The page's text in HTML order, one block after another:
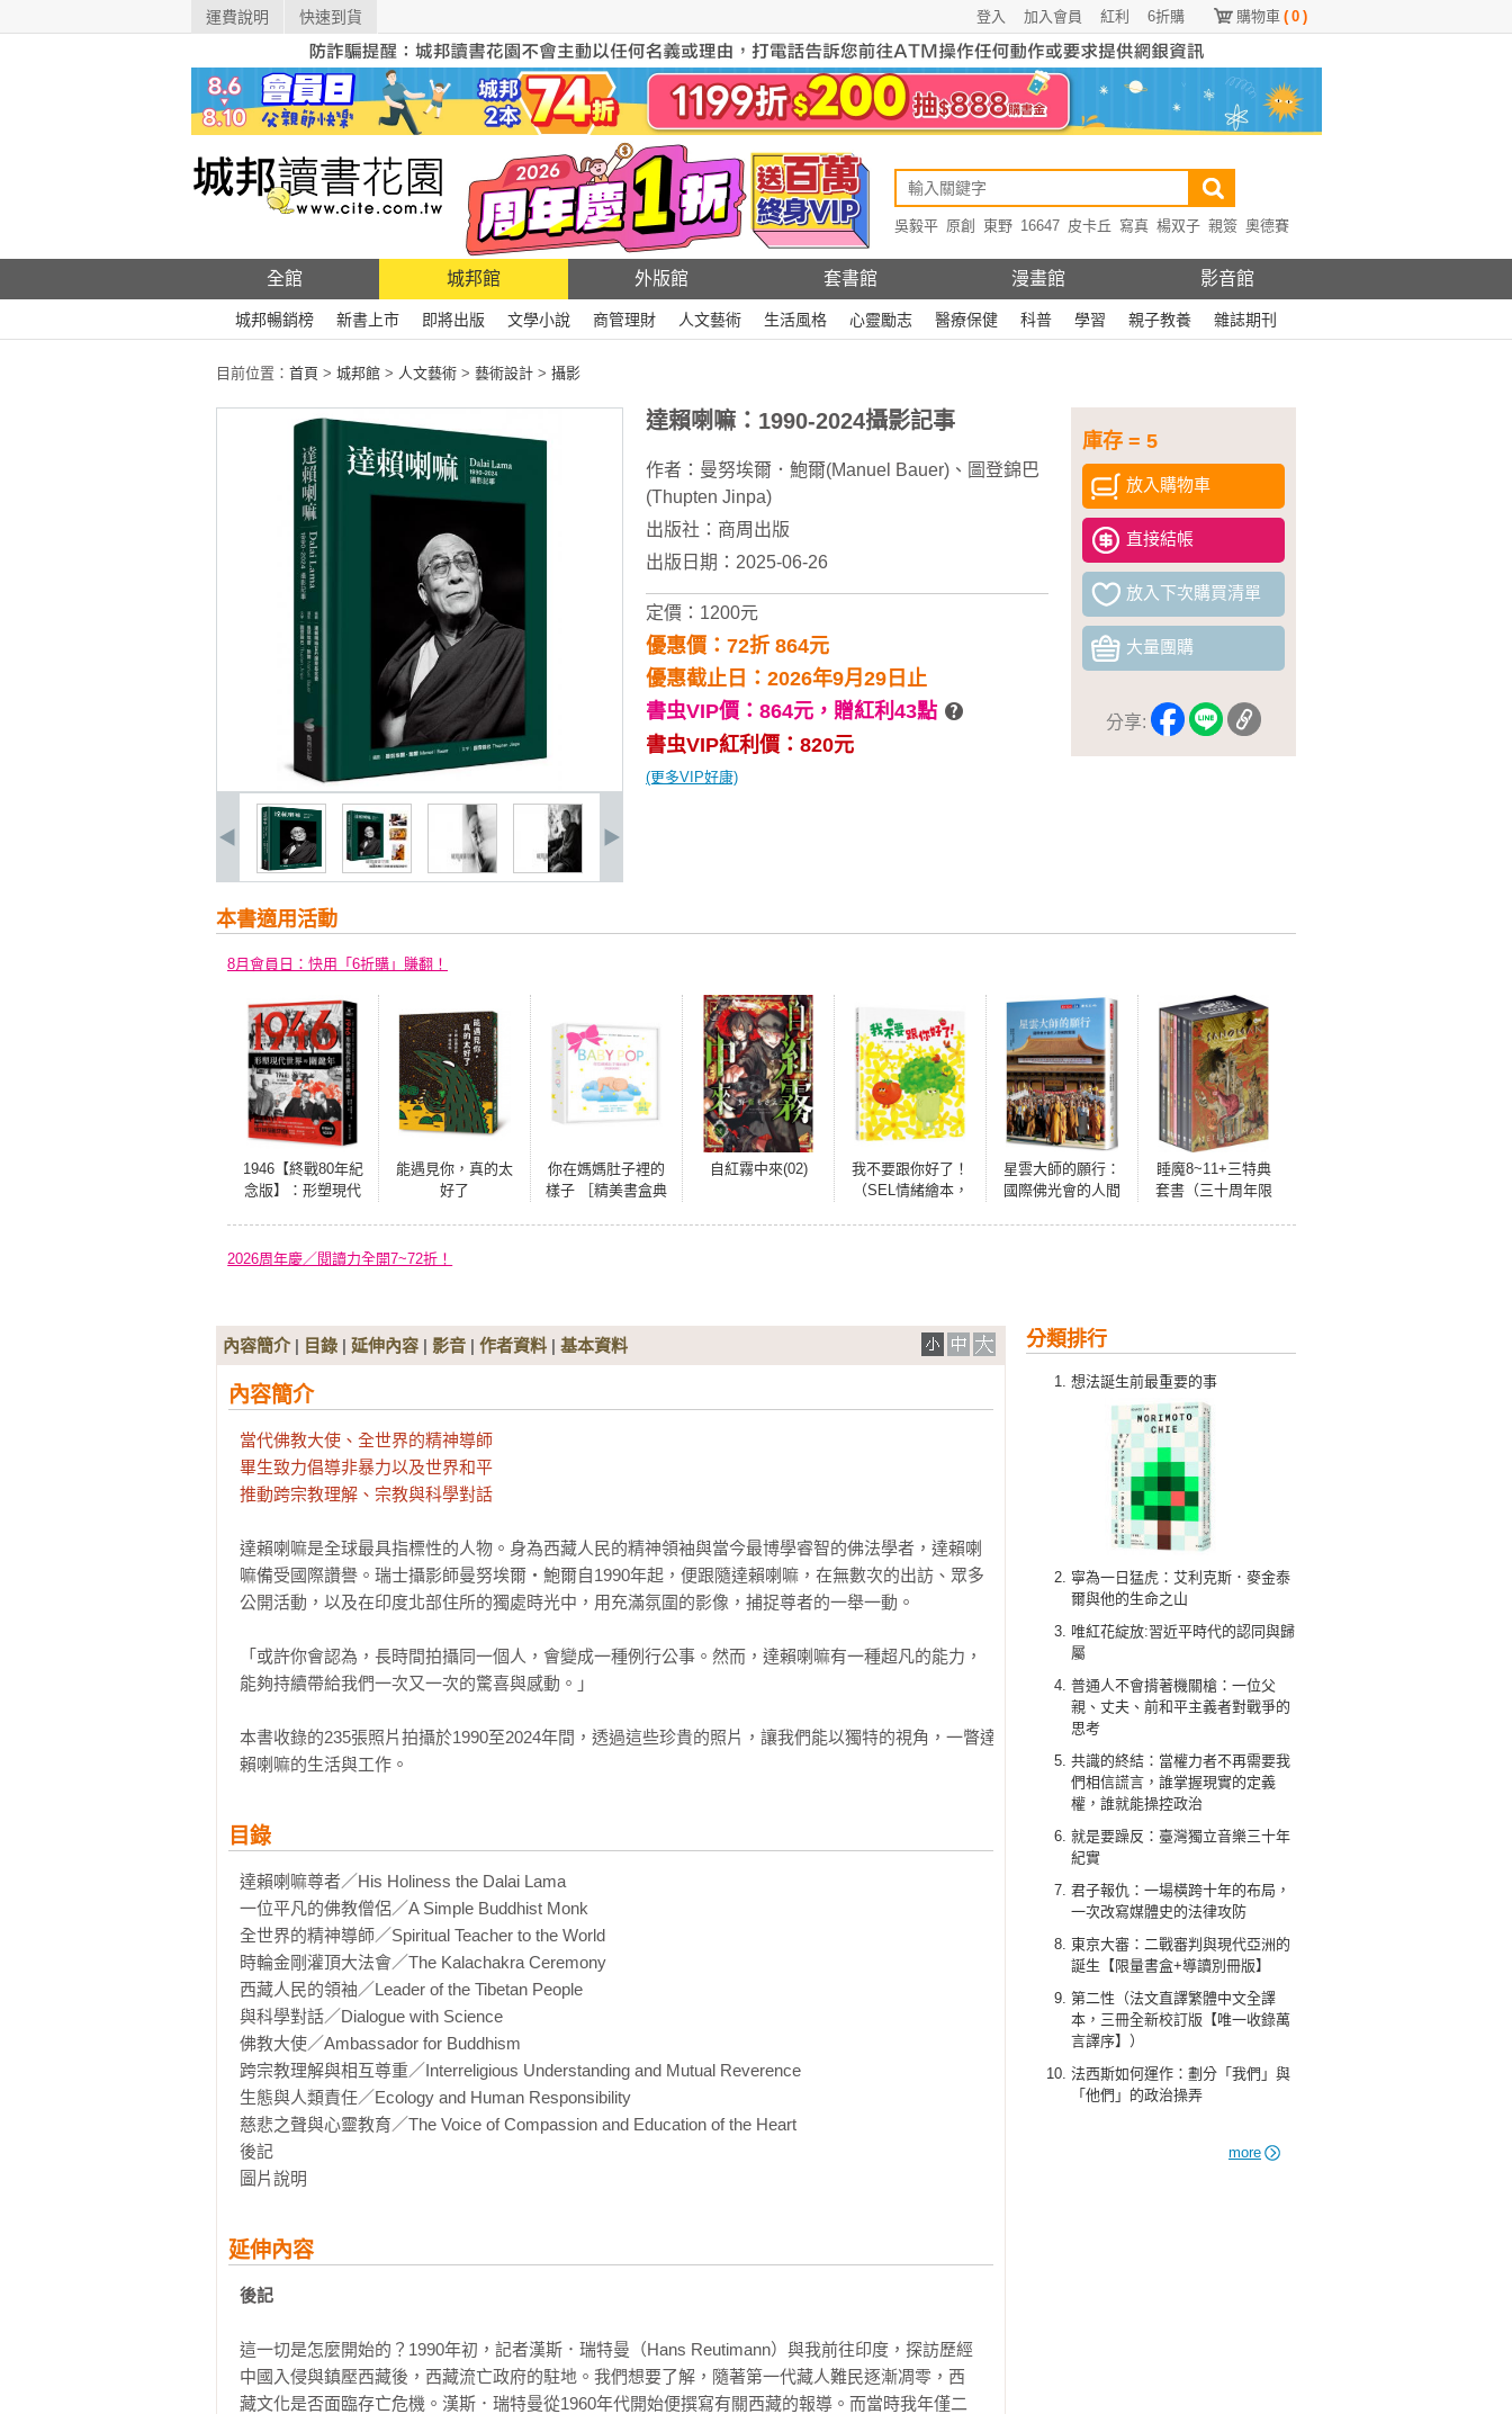
運費說明 快速到貨 購物車 ( 0 )
6折購
紅利
加入會員
登入
吳毅平 原創 東野 16647 皮卡丘 寫真 楊双子 親簽 奧德賽
全館 城邦館 外版館 套書館 漫畫館 影音館
城邦暢銷榜 新書上市 即將出版 文學小說 商管理財 人文藝術 生活風格 心靈勵志 醫療保健 科普 學習 親子教養 雜誌期刊
目前位置： 首頁 > 城邦館 > 人文藝術 > 藝術設計 > 攝影
庫存 = 5
放入購物車
直接結帳
放入下次購買清單
大量團購
分享:
達賴喇嘛：1990-2024攝影記事
作者： 曼努埃爾．鮑爾(Manuel Bauer) 、 圖登錦巴
(Thupten Jinpa)
出版社： 商周出版
出版日期：2025-06-26
定價：1200元
優惠價：72折 864元
優惠截止日：2026年9月29日止
書虫VIP價：864元， 贈紅利43點
書虫VIP紅利價：820元
(更多VIP好康)
本書適用活動
8月會員日：快用「6折購」賺翻！
1946【終戰80年紀
念版】：形塑現代
能遇見你，真的太
好了
你在媽媽肚子裡的
樣子 ［精美書盒典
自紅霧中來(02)
我不要跟你好了！
（SEL情緒繪本，
星雲大師的願行：
國際佛光會的人間
睡魔8~11+三特典
套書（三十周年限
2026周年慶／閱讀力全開7~72折！
分類排行
想法誕生前最重要的事
寧為一日猛虎：艾利克斯．麥金泰
爾與他的生命之山
唯紅花綻放:習近平時代的認同與歸
屬
普通人不會揹著機關槍：一位父
親、丈夫、前和平主義者對戰爭的
思考
共識的終結：當權力者不再需要我
們相信謊言，誰掌握現實的定義
權，誰就能操控政治
就是要躁反：臺灣獨立音樂三十年
紀實
君子報仇：一場橫跨十年的布局，
一次改寫媒體史的法律攻防
東京大審：二戰審判與現代亞洲的
誕生【限量書盒+導讀別冊版】
第二性（法文直譯繁體中文全譯
本，三冊全新校訂版【唯一收錄萬
言譯序】）
法西斯如何運作：劃分「我們」與
「他們」的政治操弄
more
內容簡介| 目錄 | 延伸內容 | 影音 | 作者資料 | 基本資料
內容簡介
當代佛教大使、全世界的精神導師
畢生致力倡導非暴力以及世界和平
推動跨宗教理解、宗教與科學對話
達賴喇嘛是全球最具指標性的人物。身為西藏人民的精神領袖與當今最博學睿智的佛法學者，達賴喇
嘛備受國際讚譽。瑞士攝影師曼努埃爾・鮑爾自1990年起，便跟隨達賴喇嘛，在無數次的出訪、眾多
公開活動，以及在印度北部住所的獨處時光中，用充滿氛圍的影像，捕捉尊者的一舉一動。
「或許你會認為，長時間拍攝同一個人，會變成一種例行公事。然而，達賴喇嘛有一種超凡的能力，
能夠持續帶給我們一次又一次的驚喜與感動。」
本書收錄的235張照片拍攝於1990至2024年間，透過這些珍貴的照片，讓我們能以獨特的視角，一瞥達
賴喇嘛的生活與工作。
目錄
達賴喇嘛尊者／His Holiness the Dalai Lama
一位平凡的佛教僧侶／A Simple Buddhist Monk
全世界的精神導師／Spiritual Teacher to the World
時輪金剛灌頂大法會／The Kalachakra Ceremony
西藏人民的領袖／Leader of the Tibetan People
與科學對話／Dialogue with Science
佛教大使／Ambassador for Buddhism
跨宗教理解與相互尊重／Interreligious Understanding and Mutual Reverence
生態與人類責任／Ecology and Human Responsibility
慈悲之聲與心靈教育／The Voice of Compassion and Education of the Heart
後記
圖片說明
延伸內容
後記
這一切是怎麼開始的？1990年初，記者漢斯．瑞特曼（Hans Reutimann）與我前往印度，探訪歷經
中國入侵與鎮壓西藏後，西藏流亡政府的駐地。我們想要了解，隨著第一代藏人難民逐漸凋零，西
藏文化是否面臨存亡危機。漢斯．瑞特曼從1960年代開始便撰寫有關西藏的報導。而當時我年僅二